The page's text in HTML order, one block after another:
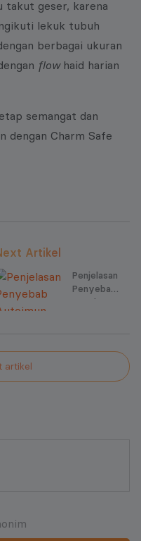
takut geser, karena
lekuk tubuh
berbagai ukuran
flow haid harian
semangat dan
dengan Charm Safe
Artikel
Penjelasan
Penyebab
Autoimun
artikel